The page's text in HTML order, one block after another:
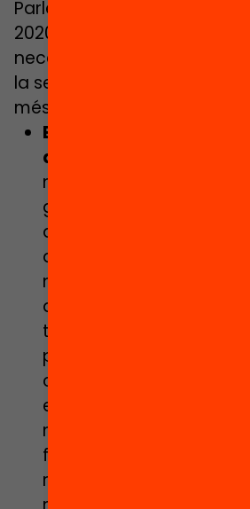
Parlem amb ella del que
2020-2021 amb incerteses, i
necessitats que identifica
la seva, on molts nens han
més crua del confinament.
El primer és el primer:
amb l’entorn escolar
mesos de confinament,
ganes de retrobar-se,
de gaudir de moments
de respectar molt
normalment no hi ha
d’expressió lliure i des
tenir-los”, explica la
prioritari que els nens es
connectar
especialment aquells
més tancades amb els
fet una feina prèvia que
recuperar. “Crec que hi